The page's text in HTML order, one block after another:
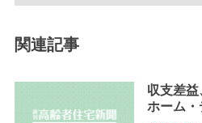
関連記事
収支差
ホーム